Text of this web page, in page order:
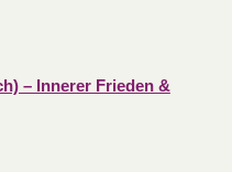
– Innerer Frieden &